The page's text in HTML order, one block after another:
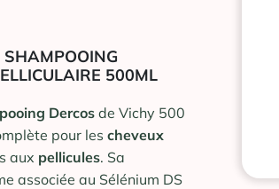
SHAMPOOING
500ML
Dercos de Vichy 500
pour lescheveux
aux pellicules. Sa
associée au Sélénium DS